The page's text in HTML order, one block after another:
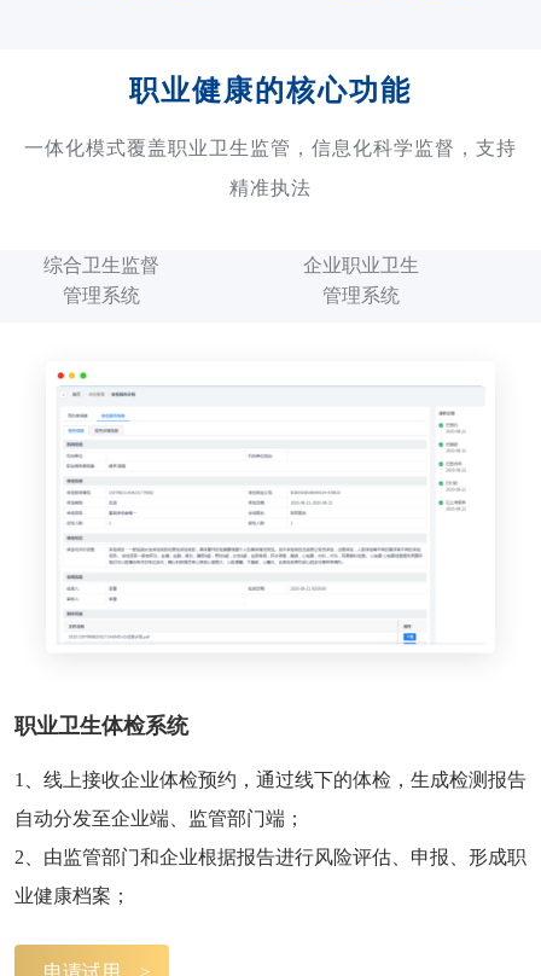
职业健康的核心功能
一体化模式覆盖职业卫生监管，信息化科学监督，支持
精准执法
综合卫生监督
管理系统
企业职业卫生
管理系统
职业卫生体检系统
1、线上接收企业体检预约，通过线下的体检，生成检测报告
自动分发至企业端、监管部门端；
2、由监管部门和企业根据报告进行风险评估、申报、形成职
业健康档案；
申请试用